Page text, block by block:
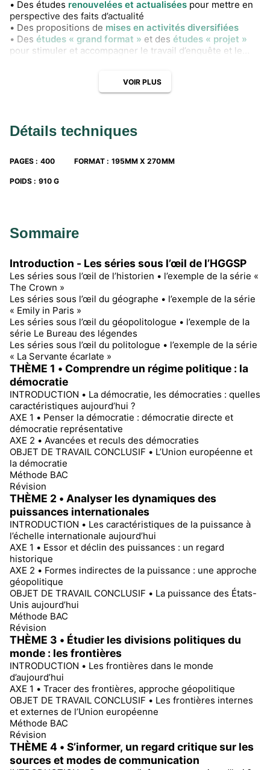
• Des études renouvelées et actualisées pour mettre en
perspective des faits d’actualité
• Des propositions de mises en activités diversifiées
• Des études « grand format » et des études « projet »
pour stimuler et accompagner le travail d’enquête et le
accompagner les élèves dans la préparation des épreuves
écrites et du Grand Oral
• Des vidéos et des documents inédits produits avec l'IRIS
VOIR PLUS
Détails techniques
PAGES : 400 FORMAT : 195MM X 270MM
POIDS : 910 G
Sommaire
Introduction - Les séries sous l’œil de l’HGGSP
Les séries sous l’œil de l’historien • l’exemple de la série «
The Crown »
Les séries sous l’œil du géographe • l’exemple de la série
« Emily in Paris »
Les séries sous l’œil du géopolitologue • l’exemple de la
série Le Bureau des légendes
Les séries sous l’œil du politologue • l’exemple de la série
« La Servante écarlate »
THÈME 1 • Comprendre un régime politique : la
démocratie
INTRODUCTION • La démocratie, les démocraties : quelles
caractéristiques aujourd’hui ?
AXE 1 • Penser la démocratie : démocratie directe et
démocratie représentative
AXE 2 • Avancées et reculs des démocraties
OBJET DE TRAVAIL CONCLUSIF • L’Union européenne et
la démocratie
Méthode BAC
Révision
THÈME 2 • Analyser les dynamiques des
puissances internationales
INTRODUCTION • Les caractéristiques de la puissance à
l’échelle internationale aujourd’hui
AXE 1 • Essor et déclin des puissances : un regard
historique
AXE 2 • Formes indirectes de la puissance : une approche
géopolitique
OBJET DE TRAVAIL CONCLUSIF • La puissance des États-
Unis aujourd’hui
Méthode BAC
Révision
THÈME 3 • Étudier les divisions politiques du
monde : les frontières
INTRODUCTION • Les frontières dans le monde
d’aujourd’hui
AXE 1 • Tracer des frontières, approche géopolitique
OBJET DE TRAVAIL CONCLUSIF • Les frontières internes
et externes de l’Union européenne
Méthode BAC
Révision
THÈME 4 • S’informer, un regard critique sur les
sources et modes de communication